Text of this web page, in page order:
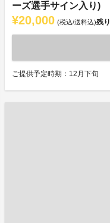
ーズ選手サイン入り)
¥20,000 (税込/送料込)残り
ご提供予定時期：12月下旬